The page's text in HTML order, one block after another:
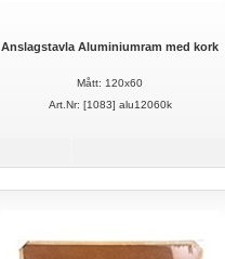
Anslagstavla Aluminiumram med kork
Mått: 120x60
Art.Nr: [1083] alu12060k